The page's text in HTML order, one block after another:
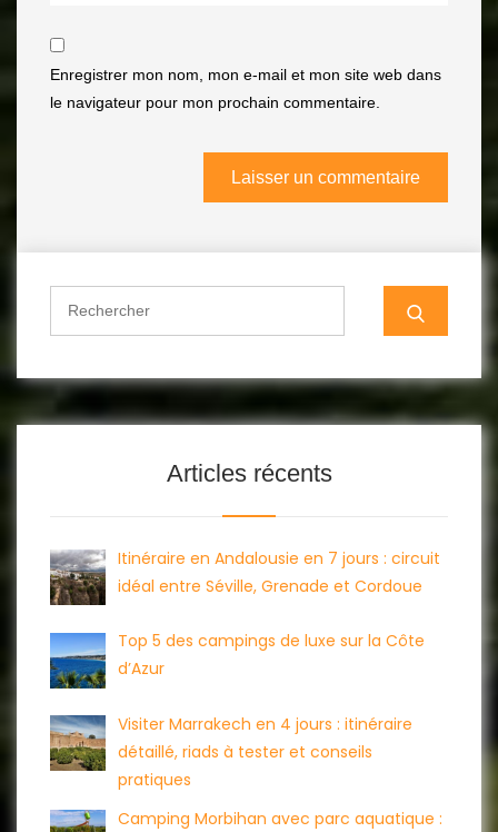
Enregistrer mon nom, mon e-mail et mon site web dans
le navigateur pour mon prochain commentaire.
Articles récents
Itinéraire en Andalousie en 7 jours : circuit
idéal entre Séville, Grenade et Cordoue
Top 5 des campings de luxe sur la Côte
d’Azur
Visiter Marrakech en 4 jours : itinéraire
détaillé, riads à tester et conseils
pratiques
Camping Morbihan avec parc aquatique :